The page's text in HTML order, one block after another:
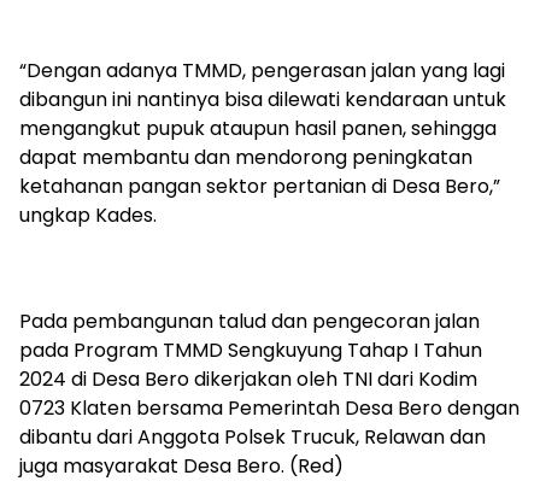
“Dengan adanya TMMD, pengerasan jalan yang lagi
dibangun ini nantinya bisa dilewati kendaraan untuk
mengangkut pupuk ataupun hasil panen, sehingga
dapat membantu dan mendorong peningkatan
ketahanan pangan sektor pertanian di Desa Bero,”
ungkap Kades.
Pada pembangunan talud dan pengecoran jalan
pada Program TMMD Sengkuyung Tahap I Tahun
2024 di Desa Bero dikerjakan oleh TNI dari Kodim
0723 Klaten bersama Pemerintah Desa Bero dengan
dibantu dari Anggota Polsek Trucuk, Relawan dan
juga masyarakat Desa Bero. (Red)